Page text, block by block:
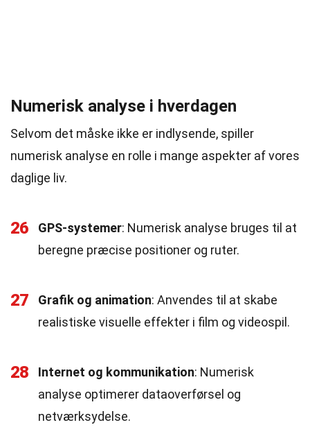
Numerisk analyse i hverdagen
Selvom det måske ikke er indlysende, spiller
numerisk analyse en rolle i mange aspekter af vores
daglige liv.
26 GPS-systemer: Numerisk analyse bruges til at
beregne præcise positioner og ruter.
27 Grafik og animation: Anvendes til at skabe
realistiske visuelle effekter i film og videospil.
28 Internet og kommunikation: Numerisk
analyse optimerer dataoverførsel og
netværksydelse.